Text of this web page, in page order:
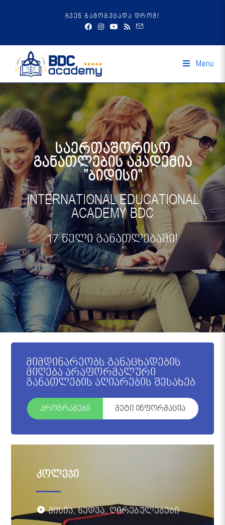
ჩვენ გამოგვცადა დრომ!
Menu
საერთაშორისო
განათლების აკადემია
"ბიდისი"
INTERNATIONAL EDUCATIONAL
ACADEMY BDC
17 წელი განათლებაში!
მიმდინარეობს განაცხადების
მიღება არაფორმალური
განათლების აღიარების შესახებ
პროგრამები მეტი ინფორმაცია
კოლეჯი
მისია, ხედვა, ღირებულებები